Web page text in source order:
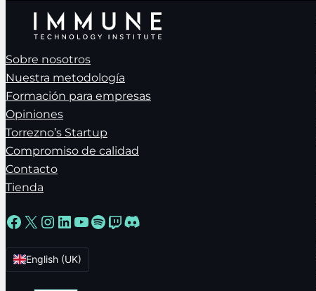
Sobre nosotros
Nuestra metodología
Formación para empresas
Opiniones
Torrezno’s Startup
Compromiso de calidad
Contacto
Tienda
Facebook
X Instagram
LinkedIn
YouTube
Spotify
Twitch
Discord
English (UK)